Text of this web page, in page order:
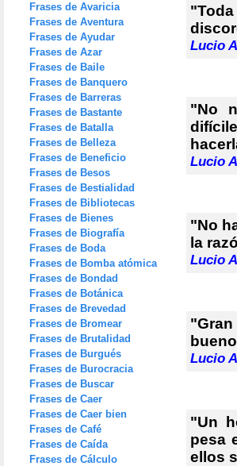
Frases de Avaricia
Frases de Aventura
Frases de Ayudar
Frases de Azar
Frases de Baile
Frases de Banquero
Frases de Barreras
Frases de Bastante
Frases de Batalla
Frases de Belleza
Frases de Beneficio
Frases de Besos
Frases de Bestialidad
Frases de Bibliotecas
Frases de Bienes
Frases de Biografía
Frases de Boda
Frases de Bomba atómica
Frases de Bondad
Frases de Botánica
Frases de Brevedad
Frases de Bromear
Frases de Brutalidad
Frases de Burgués
Frases de Burocracia
Frases de Buscar
Frases de Caer
Frases de Caer bien
Frases de Café
Frases de Caída
Frases de Cálculo
Lucio
"No
Lucio
"No
la
Lucio
Lucio
"Un
pesa
ellos